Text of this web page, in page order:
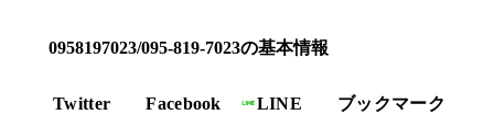
0958197023/095-819-7023の基本情報
Twitter Facebook LINE
ブックマーク